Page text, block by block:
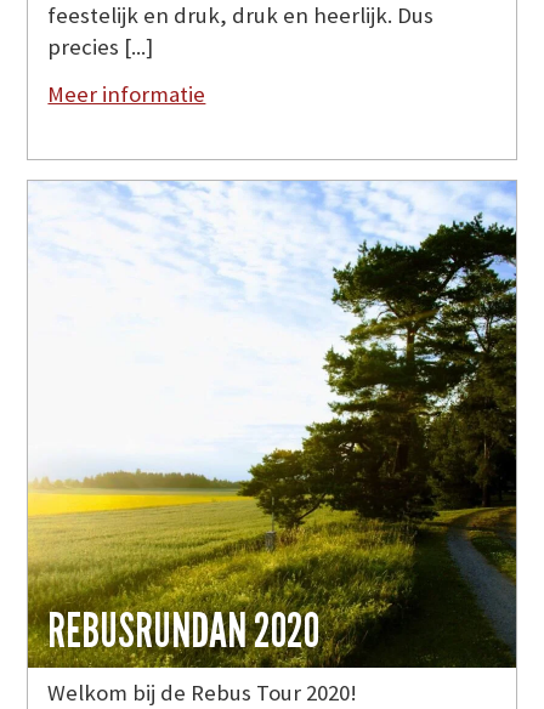
feestelijk en druk, druk en heerlijk. Dus
precies [...]
Meer informatie
REBUSRUNDAN 2020
Welkom bij de Rebus Tour 2020!